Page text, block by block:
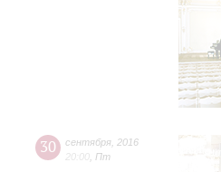
30 сентября 2016
20:00 Пт